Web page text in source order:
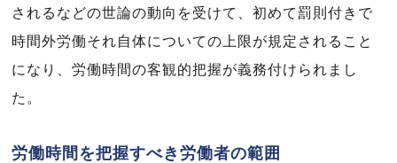
されるなどの世論の動向を受けて、初めて罰則付きで
時間外労働それ自体についての上限が規定されること
になり、労働時間の客観的把握が義務付けられまし
た。
労働時間を把握すべき労働者の範囲